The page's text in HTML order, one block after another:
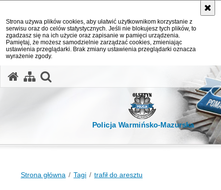
Strona używa plików cookies, aby ułatwić użytkownikom korzystanie z
serwisu oraz do celów statystycznych. Jeśli nie blokujesz tych plików, to
zgadzasz się na ich użycie oraz zapisanie w pamięci urządzenia.
Pamiętaj, że możesz samodzielnie zarządzać cookies, zmieniając
ustawienia przeglądarki. Brak zmiany ustawienia przeglądarki oznacza
wyrażenie zgody.
Policja Warmińsko-Mazurska
Strona główna Tagi trafił do aresztu